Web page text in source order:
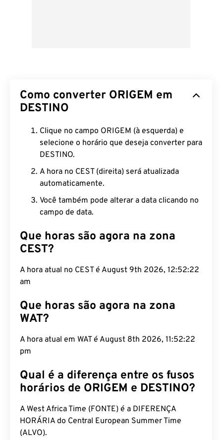
Como converter ORIGEM em
DESTINO
Clique no campo ORIGEM (à esquerda) e
selecione o horário que deseja converter para
DESTINO.
A hora no CEST (direita) será atualizada
automaticamente.
Você também pode alterar a data clicando no
campo de data.
Que horas são agora na zona
CEST?
A hora atual no CEST é August 9th 2026, 12:52:22
am
Que horas são agora na zona
WAT?
A hora atual em WAT é August 8th 2026, 11:52:22
pm
Qual é a diferença entre os fusos
horários de ORIGEM e DESTINO?
A West Africa Time (FONTE) é a DIFERENÇA
HORÁRIA do Central European Summer Time
(ALVO).